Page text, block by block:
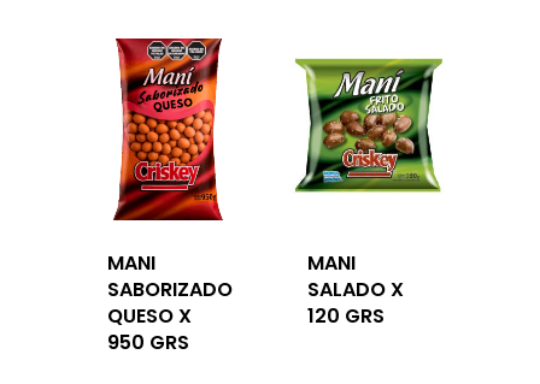
MANI
SABORIZADO
QUESO X
950 GRS
MANI
SALADO X
120 GRS